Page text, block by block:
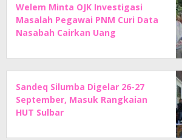
Welem Minta OJK Investigasi
Masalah Pegawai PNM Curi Data
Nasabah Cairkan Uang
Sandeq Silumba Digelar 26-27
September, Masuk Rangkaian
HUT Sulbar